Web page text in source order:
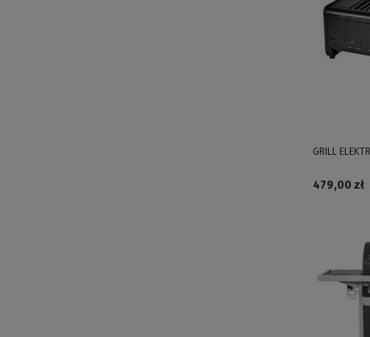
GRILL
479,00 zł